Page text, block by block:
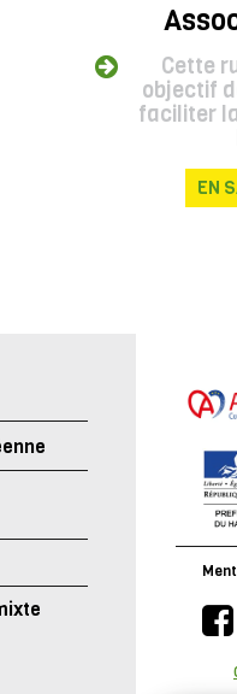
Cette
objectif
faciliter
EN